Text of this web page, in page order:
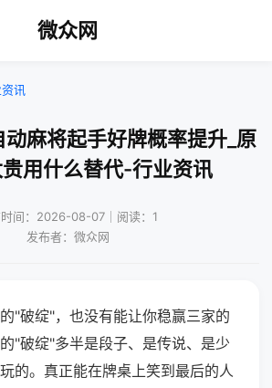
微众网
讯
麻将起手好牌概率提升_原
用什么替代-行业资讯
间：2026-08-07｜阅读：1
发布者：微众网
"破绽"，也没有能让你稳赢三家的
"破绽"多半是段子、是传说、是少
的。真正能在牌桌上笑到最后的人